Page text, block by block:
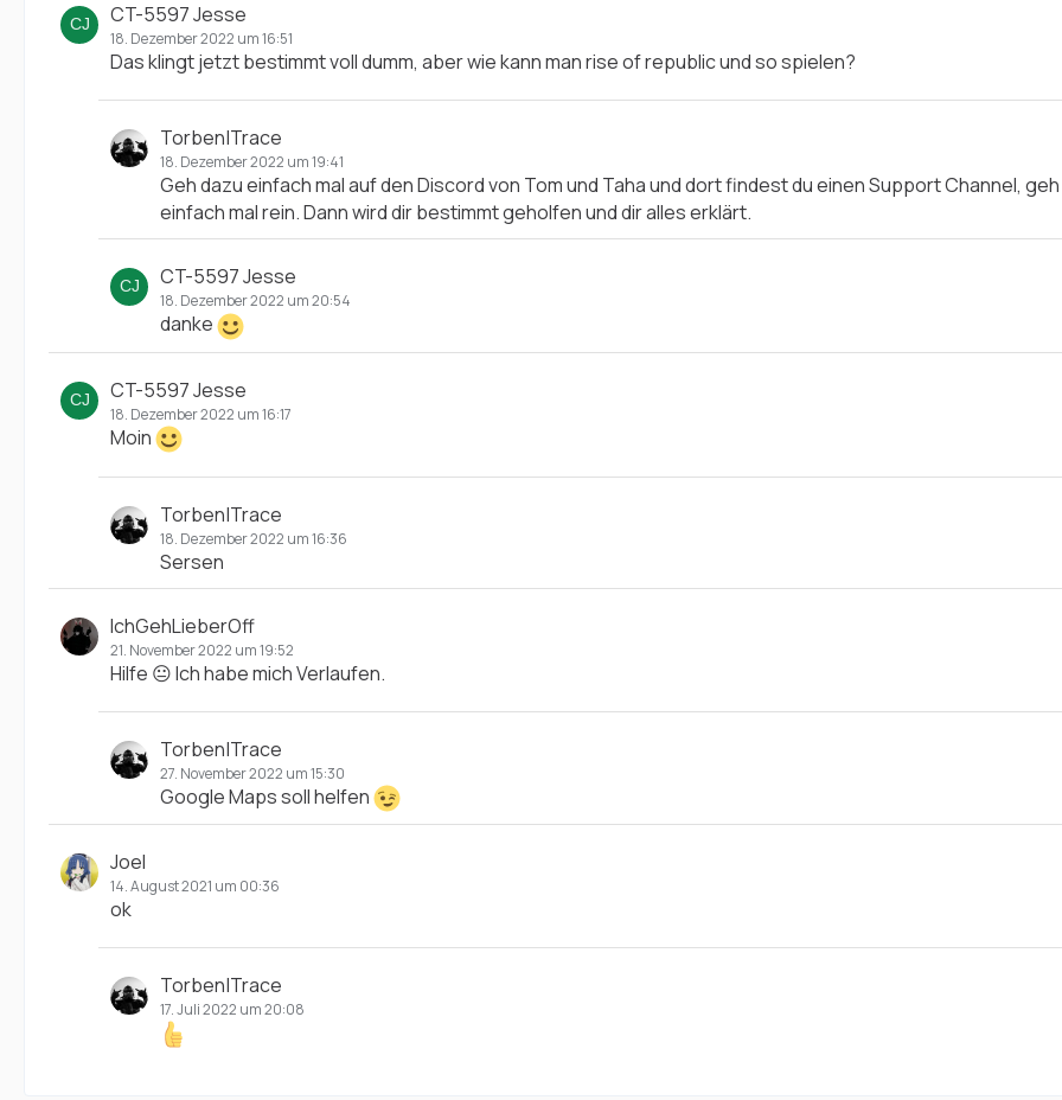
CT-5597 Jesse
18. Dezember 2022 um 16:51
Das klingt jetzt bestimmt voll dumm, aber wie kann man rise of republic und so spielen?
Torben|Trace
18. Dezember 2022 um 19:41
Geh dazu einfach mal auf den Discord von Tom und Taha und dort findest du einen Support Channel,
einfach mal rein. Dann wird dir bestimmt geholfen und dir alles erklärt.
CT-5597 Jesse
18. Dezember 2022 um 20:54
danke
CT-5597 Jesse
18. Dezember 2022 um 16:17
Moin
Torben|Trace
18. Dezember 2022 um 16:36
Sersen
IchGehLieberOff
21. November 2022 um 19:52
Hilfe 😐 Ich habe mich Verlaufen.
Torben|Trace
27. November 2022 um 15:30
Google Maps soll helfen
Joel
14. August 2021 um 00:36
ok
Torben|Trace
17. Juli 2022 um 20:08